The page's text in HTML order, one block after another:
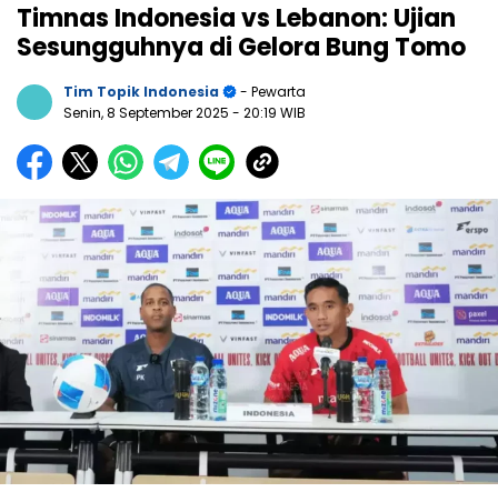
Timnas Indonesia vs Lebanon: Ujian
Sesungguhnya di Gelora Bung Tomo
Tim Topik Indonesia
- Pewarta
Senin, 8 September 2025 - 20:19 WIB